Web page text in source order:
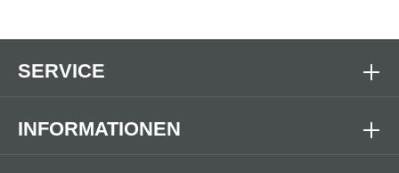
SERVICE
INFORMATIONEN